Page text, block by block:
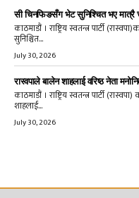
सी चिनफिङसँग भेट सुनिश्चित भए मात्रै
काठमाडौं । राष्ट्रिय स्वतन्त्र पार्टी
सुनिश्चित...
July 30, 2026
रास्वपाले बालेन शाहलाई वरिष्ठ नेता
काठमाडौं । राष्ट्रिय स्वतन्त्र पार्टी
शाहलाई...
July 30, 2026